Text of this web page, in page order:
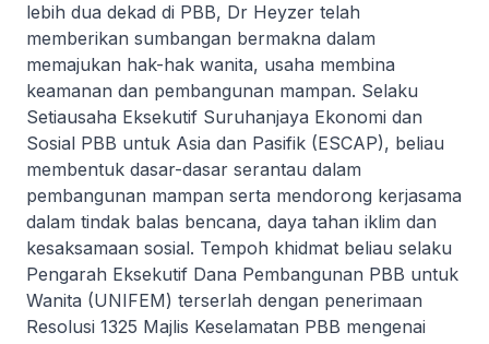
lebih dua dekad di PBB, Dr Heyzer telah
memberikan sumbangan bermakna dalam
memajukan hak-hak wanita, usaha membina
keamanan dan pembangunan mampan. Selaku
Setiausaha Eksekutif Suruhanjaya Ekonomi dan
Sosial PBB untuk Asia dan Pasifik (ESCAP), beliau
membentuk dasar-dasar serantau dalam
pembangunan mampan serta mendorong kerjasama
dalam tindak balas bencana, daya tahan iklim dan
kesaksamaan sosial. Tempoh khidmat beliau selaku
Pengarah Eksekutif Dana Pembangunan PBB untuk
Wanita (UNIFEM) terserlah dengan penerimaan
Resolusi 1325 Majlis Keselamatan PBB mengenai